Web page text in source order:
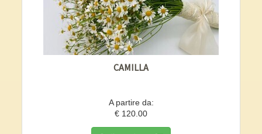
CAMILLA
A partire da:
€ 120.00